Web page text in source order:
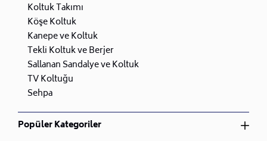
Koltuk Takımı
Köşe Koltuk
Kanepe ve Koltuk
Tekli Koltuk ve Berjer
Sallanan Sandalye ve Koltuk
TV Koltuğu
Sehpa
Popüler Kategoriler